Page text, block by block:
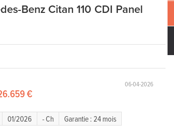
Benz Citan 110 CDI Panel
06-04-2026
€
01/2026 - Ch Garantie : 24 mois